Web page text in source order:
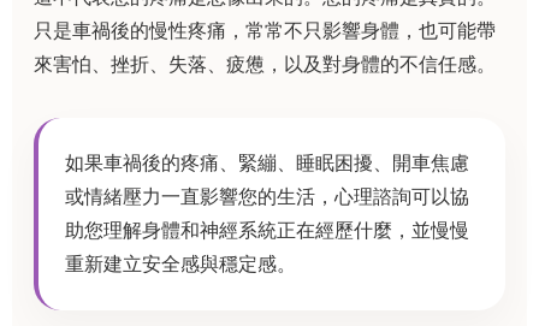
只是車禍後的慢性疼痛，常常不只影響身體，也可能帶
來害怕、挫折、失落、疲憊，以及對身體的不信任感。
如果車禍後的疼痛、緊繃、睡眠困擾、開車焦慮
或情緒壓力一直影響您的生活，心理諮詢可以協
助您理解身體和神經系統正在經歷什麼，並慢慢
重新建立安全感與穩定感。